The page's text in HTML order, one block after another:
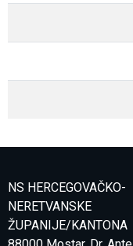
NS HERCEGOVAČKO-
NERETVANSKE
ŽUPANIJE/KANTONA